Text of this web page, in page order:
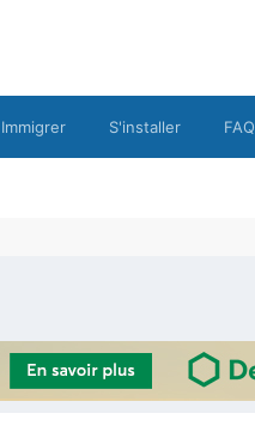
Immigrer S'installer FAQ